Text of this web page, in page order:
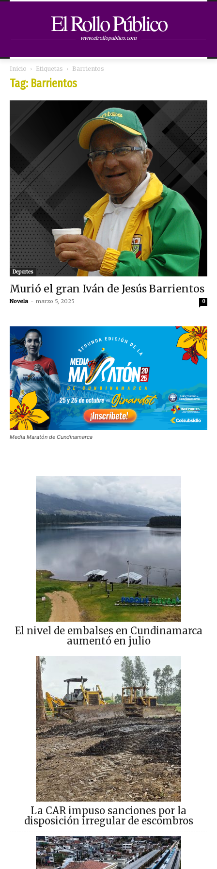
El Rollo Público
www.elrollopublico.com
Inicio Etiquetas Barrientos
Tag: Barrientos
Deportes
Murió el gran Iván de Jesús Barrientos
Novela - marzo 5, 2025 0
Media Maratón de Cundinamarca
El nivel de embalses en Cundinamarca
aumentó en julio
La CAR impuso sanciones por la
disposición irregular de escombros